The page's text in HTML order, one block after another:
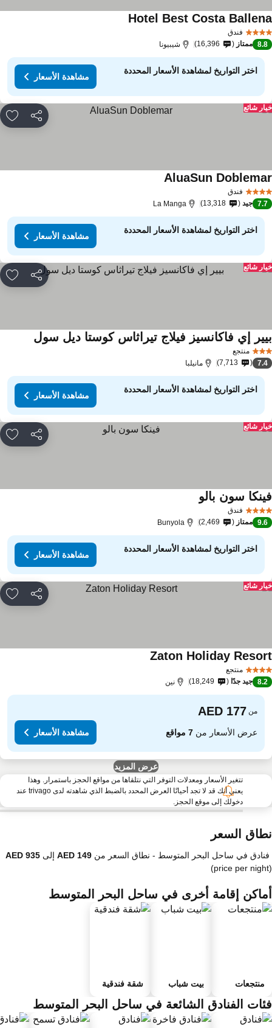
فندق
Hotel Best Costa
8.8 ممتاز 16,396 شيبيونا
اختر التواريخ لمشاهدة الأسعار المحددة
مشاهدة الأسعار
مشاركة
شائع
فندق
AluaSun
7.7 جيد 13,318
La Manga
اختر التواريخ لمشاهدة الأسعار المحددة
مشاهدة الأسعار
مشاركة
شائع
منتجع
إي فاكانسيز فيلاج تيراثاس كوستا ديل سول
7.4
7,713 مانيلبا
اختر التواريخ لمشاهدة الأسعار المحددة
مشاهدة الأسعار
مشاركة
شائع
فندق
سون بالو
9.6 ممتاز 2,469
Bunyola
اختر التواريخ لمشاهدة الأسعار المحددة
مشاهدة الأسعار
مشاركة
شائع
منتجع
Zaton Holiday
8.2 جيد جدًا 18,249 نين
من
عرض الأسعار من7 مواقع مشاهدة الأسعار
عرض المزيد
تتغير الأسعار ومعدلات التوفر التي نتلقاها من مواقع الحجز باستمرار. وهذا
يعني أنك قد لا تجد أحيانًا العرض المحدد بالضبط الذي شاهدته لدى trivago عند
دخولك إلى موقع الحجز.
السعر
في ساحل البحر المتوسط - نطاق السعرمن إلى
(price per
إقامة أخرى في ساحل البحر المتوسط
منتجعات بيت شباب شقة فندقية
الفنادق الشائعة في ساحل البحر المتوسط